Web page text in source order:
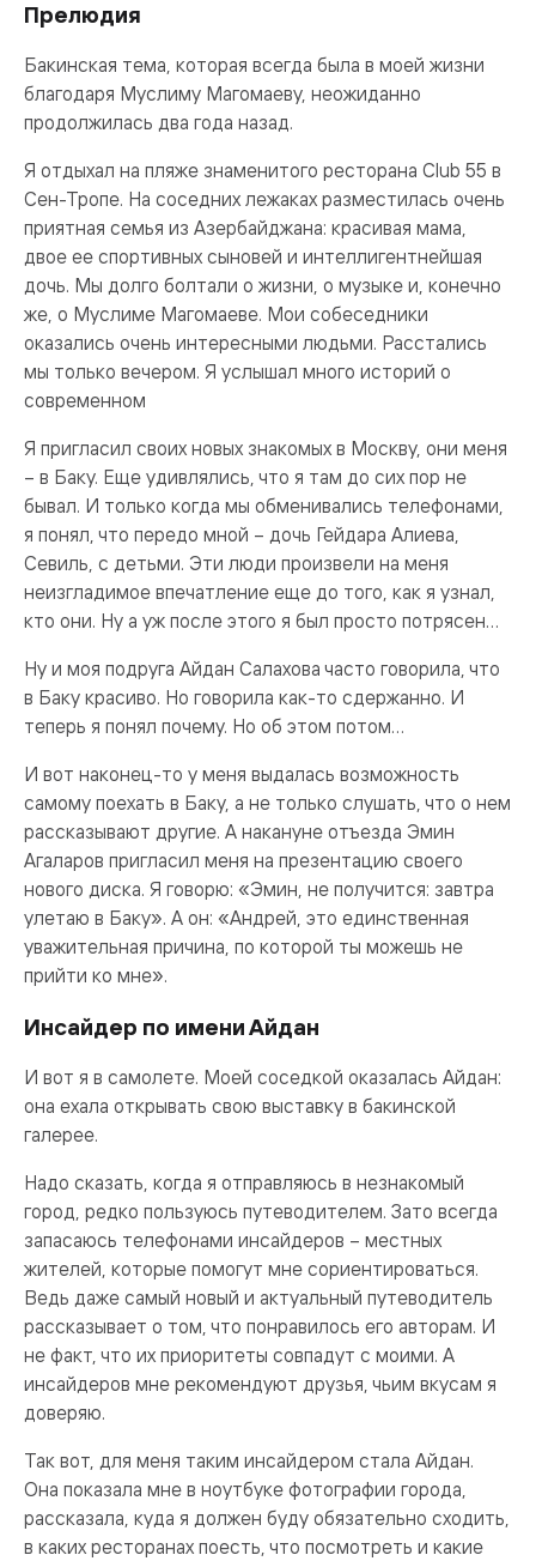
Прелюдия
Бакинская тема, которая всегда была в моей жизни
благодаря Муслиму Магомаеву, неожиданно
продолжилась два года назад.
Я отдыхал на пляже знаменитого ресторана Club 55 в
Сен-Тропе. На соседних лежаках разместилась очень
приятная семья из Азербайджана: красивая мама,
двое ее спортивных сыновей и интеллигентнейшая
дочь. Мы долго болтали о жизни, о музыке и, конечно
же, о Муслиме Магомаеве. Мои собеседники
оказались очень интересными людьми. Расстались
мы только вечером. Я услышал много историй о
современном
Я пригласил своих новых знакомых в Москву, они меня
– в Баку. Еще удивлялись, что я там до сих пор не
бывал. И только когда мы обменивались телефонами,
я понял, что передо мной – дочь Гейдара Алиева,
Севиль, с детьми. Эти люди произвели на меня
неизгладимое впечатление еще до того, как я узнал,
кто они. Ну а уж после этого я был просто потрясен…
Ну и моя подруга Айдан Салахова часто говорила, что
в Баку красиво. Но говорила как-то сдержанно. И
теперь я понял почему. Но об этом потом…
И вот наконец-то у меня выдалась возможность
самому поехать в Баку, а не только слушать, что о нем
рассказывают другие. А накануне отъезда Эмин
Агаларов пригласил меня на презентацию своего
нового диска. Я говорю: «Эмин, не получится: завтра
улетаю в Баку». А он: «Андрей, это единственная
уважительная причина, по которой ты можешь не
прийти ко мне».
Инсайдер по имени Айдан
И вот я в самолете. Моей соседкой оказалась Айдан:
она ехала открывать свою выставку в бакинской
галерее.
Надо сказать, когда я отправляюсь в незнакомый
город, редко пользуюсь путеводителем. Зато всегда
запасаюсь телефонами инсайдеров – местных
жителей, которые помогут мне сориентироваться.
Ведь даже самый новый и актуальный путеводитель
рассказывает о том, что понравилось его авторам. И
не факт, что их приоритеты совпадут с моими. А
инсайдеров мне рекомендуют друзья, чьим вкусам я
доверяю.
Так вот, для меня таким инсайдером стала Айдан.
Она показала мне в ноутбуке фотографии города,
рассказала, куда я должен буду обязательно сходить,
в каких ресторанах поесть, что посмотреть и какие